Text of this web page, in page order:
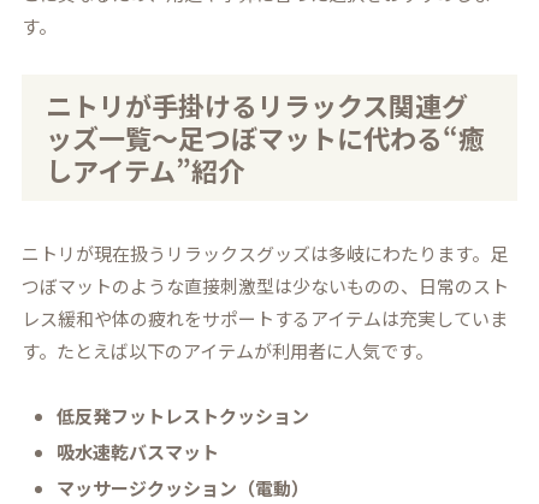
す。
ニトリが手掛けるリラックス関連グ
ッズ一覧～足つぼマットに代わる“癒
しアイテム”紹介
ニトリが現在扱うリラックスグッズは多岐にわたります。足
つぼマットのような直接刺激型は少ないものの、日常のスト
レス緩和や体の疲れをサポートするアイテムは充実していま
す。たとえば以下のアイテムが利用者に人気です。
低反発フットレストクッション
吸水速乾バスマット
マッサージクッション（電動）